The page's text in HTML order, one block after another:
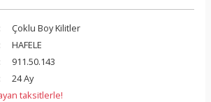
Çoklu Boy Kilitler
HAFELE
911.50.143
24 Ay
taksitlerle!